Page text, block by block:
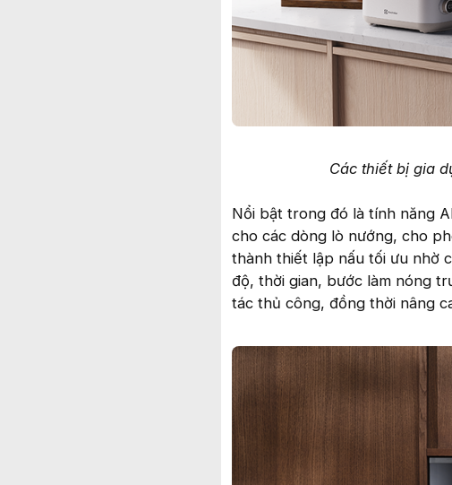
Các thiết bị gia
Nổi bật trong đó là tính năng
cho các dòng lò nướng, cho
thành thiết lập nấu tối ưu nhờ
độ, thời gian, bước làm nóng
tác thủ công, đồng thời nâng